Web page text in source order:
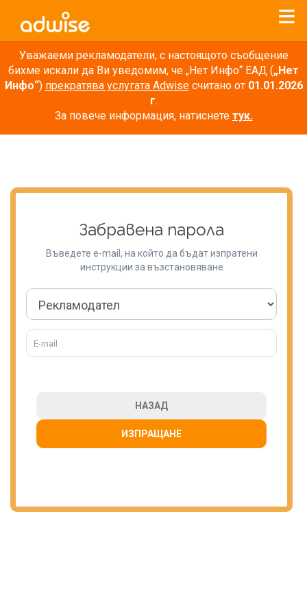
Уважаеми рекламодатели, с настоящото съобщение
бихме искали да Ви уведомим, че „Нет Инфо“ ЕАД („Нет
Инфо“) прекратява услугата Adwiseсчитано от 01.01.2026
г.
За повече информация, натиснете тук.
Забравена парола
Въведете e-mail, на който да бъдат изпратени
инструкции за възстановяване
НАЗАД
ИЗПРАЩАНЕ